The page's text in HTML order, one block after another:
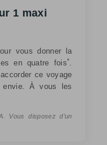
1 maxi
vous donner la
en quatre fois*.
ce voyage
envie. À vous les
Vous disposez d’un